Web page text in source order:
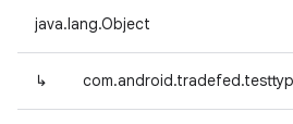
java.lang.Object
↳